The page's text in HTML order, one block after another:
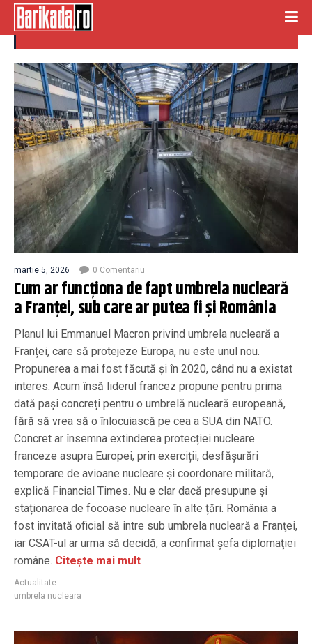
umbrela nucleara
martie 5, 2026 0 Comentariu
Cum ar funcționa de fapt umbrela nucleară
a Franței, sub care ar putea fi și România
Planul lui Emmanuel Macron privind umbrela nucleară a
Franței, care să protejeze Europa, nu este unul nou.
Propunerea a mai fost făcută și în 2020, când nu a existat
interes. Acum însă liderul francez propune pentru prima
dată pași concreți pentru o umbrelă nucleară europeană,
fără să vrea să o înlocuiască pe cea a SUA din NATO.
Concret ar însemna extinderea protecției nucleare
franceze asupra Europei, prin exerciții, desfășurări
temporare de avioane nucleare și coordonare militară,
explică Financial Times. Nu e clar dacă presupune şi
staționarea de focoase nucleare în alte țări. România a
fost invitată oficial să intre sub umbrela nucleară a Franţei,
iar CSAT-ul ar urma să decidă, a confirmat şefa diplomaţiei
române. Citește mai mult
Actualitate
umbrela nucleara